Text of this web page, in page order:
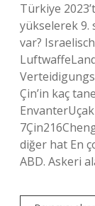
Türkiye
yükselerek 9.
var?
Çin’in kaç
diğer hat En
ABD. Askeri